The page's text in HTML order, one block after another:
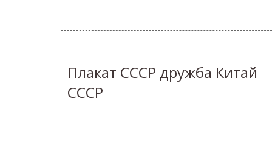
Плакат СССР дружба Китай
СССР